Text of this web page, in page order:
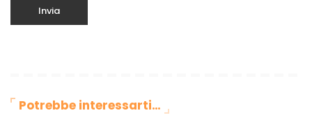
Potrebbe interessarti…